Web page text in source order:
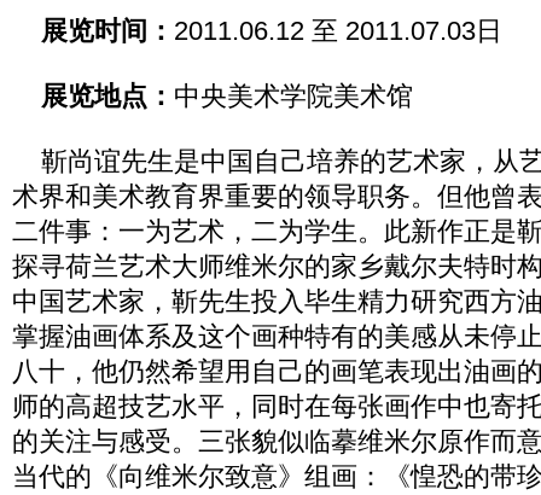
展览时间： 2011.06.12 至 2011.07.03日
展览地点： 中央美术学院美术馆
靳尚谊先生是中国自己培养的艺术家，从
术界和美术教育界重要的领导职务。但他曾
二件事：一为艺术，二为学生。此新作正是
探寻荷兰艺术大师维米尔的家乡戴尔夫特时
中国艺术家，靳先生投入毕生精力研究西方
掌握油画体系及这个画种特有的美感从未停
八十，他仍然希望用自己的画笔表现出油画
师的高超技艺水平，同时在每张画作中也寄
的关注与感受。三张貌似临摹维米尔原作而
当代的《向维米尔致意》组画：《惶恐的带